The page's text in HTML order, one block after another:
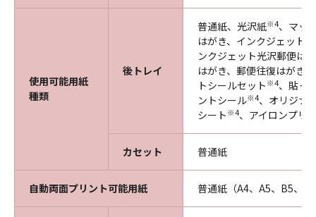
使用可能用紙
種類
後トレイ
普通紙、光沢紙※4、マッ
はがき、インクジェット
ンクジェット光沢郵便は
はがき、郵便往復はがき
トシールセット ※4、貼っ
ントシール※4、オリジナ
シート ※4、アイロンプリ
カセット 普通紙
自動両面プリント可能用紙 普通紙（A4、A5、B5、レ